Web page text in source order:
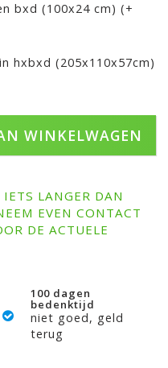
bxd (100x24 cm) (+
hxbxd (205x110x57cm)
WINKELWAGEN
LANGER DAN
EVEN CONTACT
DE ACTUELE
100 dagen
bedenktijd
niet goed, geld
terug